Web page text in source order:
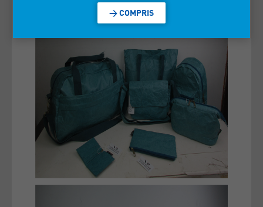
> COMPRIS